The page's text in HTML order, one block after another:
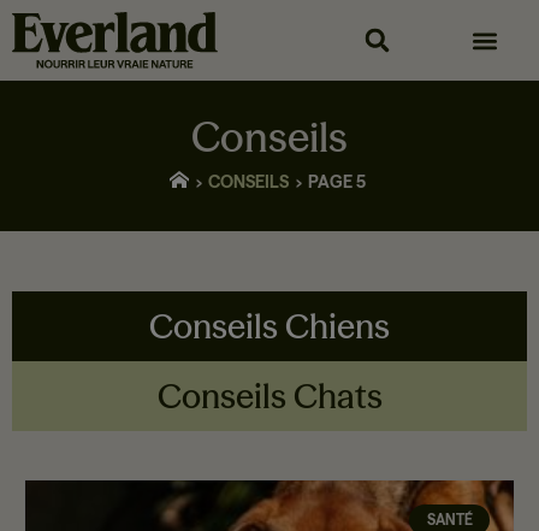
Conseils
CONSEILS PAGE 5
Conseils Chiens
Conseils Chats
SANTÉ